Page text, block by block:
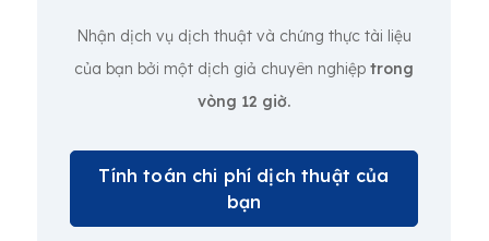
Nhận dịch vụ dịch thuật và chứng thực tài liệu
của bạn bởi một dịch giả chuyên nghiệp trong
vòng 12 giờ.
Tính toán chi phí dịch thuật của
bạn